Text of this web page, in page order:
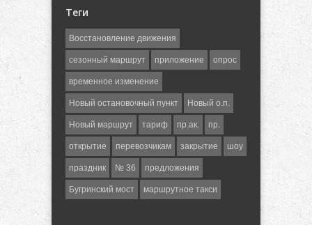
Теги
Восстановление движения
сезонный маршрут приложение опрос
временное изменение
Новый остановочный пункт Новый о.п.
Новый маршрут тариф пр.ак. пр.
открытие перевозчикам закрытие шоу
праздник № 36 предложения
Бугринский мост маршрутное такси